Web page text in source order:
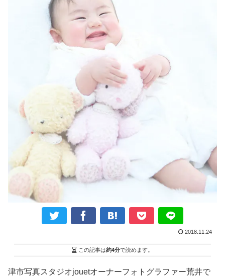
2018.11.24
この記事は約4分で読めます。
津市写真スタジオjouetオーナーフォトグラファー荒井で